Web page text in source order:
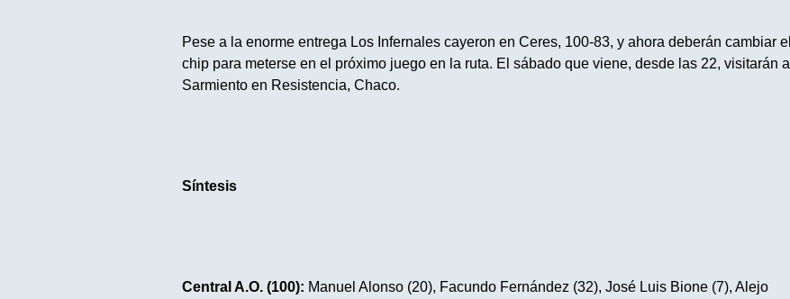
Pese a la enorme entrega Los Infernales cayeron en Ceres, 100-83, y ahora deberán cambiar el
chip para meterse en el próximo juego en la ruta. El sábado que viene, desde las 22, visitarán a
Sarmiento en Resistencia, Chaco.
Síntesis
Central A.O. (100): Manuel Alonso (20), Facundo Fernández (32), José Luis Bione (7), Alejo